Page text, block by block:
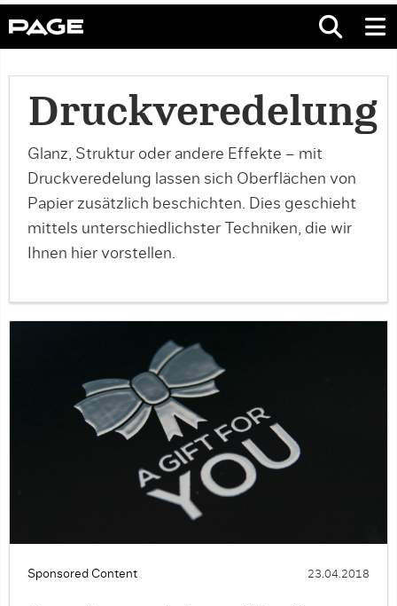
Druckveredelung
Glanz, Struktur oder andere Effekte – mit
Druckveredelung lassen sich Oberflächen von
Papier zusätzlich beschichten. Dies geschieht
mittels unterschiedlichster Techniken, die wir
Ihnen hier vorstellen.
Sponsored Content 23.04.2018